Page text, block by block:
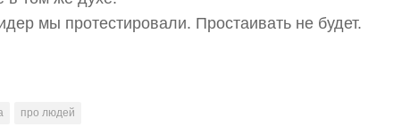
мы протестировали. Простаивать не будет.
про людей